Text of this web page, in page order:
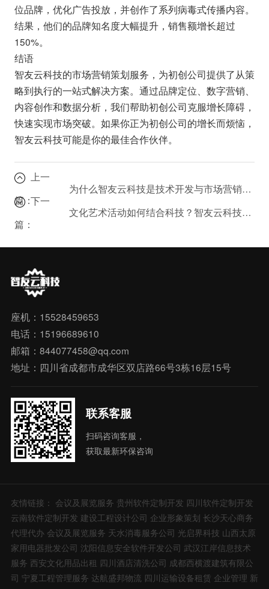
位品牌，优化广告投放，并创作了系列病毒式传播内容。
结果，他们的品牌知名度大幅提升，销售额增长超过
150%。
结语
智友云科技的市场营销策划服务，为初创公司提供了从策
略到执行的一站式解决方案。通过品牌定位、数字营销、
内容创作和数据分析，我们帮助初创公司克服增长障碍，
快速实现市场突破。如果你正为初创公司的增长而烦恼，
智友云科技可能是你的最佳合作伙伴。
上一
篇：
为什么智友云科技是技术开发与市场营销策划的首选公司？
下一
篇：
文化艺术活动如何结合科技？智友云科技的创新实践。
座机：15528459653
电话：15196689610
邮箱：844077458@qq.com
地址：四川省成都市成华区双店路66号3栋16层15号
联系客服
扫码咨询客服，
获取最新环保咨询
友情链接： 会议及展览服务 贵州软件定制开发 四川软件定制开发
云南软件定制开发 建设工程设计公司 企业形象策划 长沙天心商务
代理代办 会议及展览服务 天水消毒服务公司 光启界科技 山西太原
家用电器批发公司 沈阳信息安全软件开发公司 武汉江岸信息技术
服务 西安文化用品出租 四川酒店清洗公司 成都西横渡建筑有限公
司 宁夏工程管理服务 达航盛邦物流 四川运输设备租赁 企业管理 新